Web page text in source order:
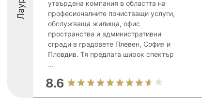
утвърдена компания в областта на
професионалните почистващи услуги,
обслужваща жилища, офис
пространства и административни
сгради в градовете Плевен, София и
Пловдив. Тя предлага широк спектър
...
8.6